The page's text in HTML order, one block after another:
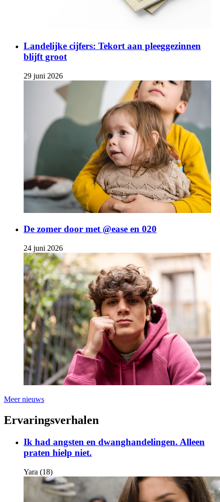
Landelijke cijfers: Tekort aan pleeggezinnen
blijft groot
29 juni 2026
De zomer door met @ease en 020
24 juni 2026
Meer nieuws
Ervaringsverhalen
Ik had angsten en dwanghandelingen. Alleen
praten hielp niet.
Yara (18)